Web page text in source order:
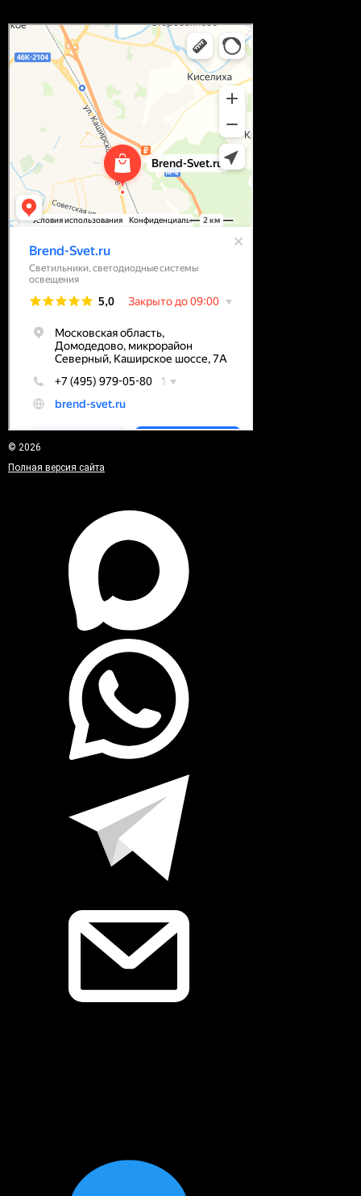
© 2026
Полная версия сайта